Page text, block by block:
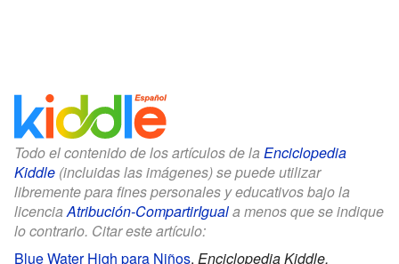
Todo el contenido de los artículos de la Enciclopedia
Kiddle (incluidas las imágenes) se puede utilizar
libremente para fines personales y educativos bajo la
licenciaAtribución-CompartirIguala menos que se indique
lo contrario. Citar este artículo:
Blue Water High para Niños. Enciclopedia Kiddle.